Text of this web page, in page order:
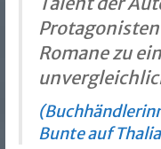
Romane zu
Bunte auf